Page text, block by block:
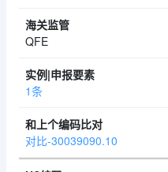
QFE
1条
对比-30039090.10